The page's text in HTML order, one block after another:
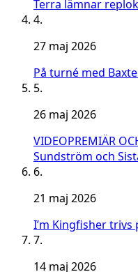
Terra lämnar
4.
27 maj 2026
På turné med
5.
26 maj 2026
VIDEOPREMIÄR
Sundström och
6.
21 maj 2026
I’m Kingfisher trivs
7.
14 maj 2026